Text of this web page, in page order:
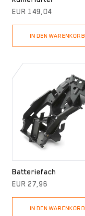
EUR 149,04
IN DEN WARENKORB
Batteriefach
EUR 27,96
IN DEN WARENKORB